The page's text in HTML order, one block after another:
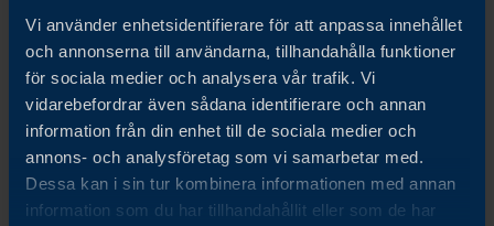
Vi använder enhetsidentifierare för att anpassa innehållet
och annonserna till användarna, tillhandahålla funktioner
för sociala medier och analysera vår trafik. Vi
vidarebefordrar även sådana identifierare och annan
information från din enhet till de sociala medier och
annons- och analysföretag som vi samarbetar med.
Dessa kan i sin tur kombinera informationen med annan
information som du har tillhandahållit eller som de har
och innovativa paviljonger
Business Summit med temat Creating a resilient &
future proof society – actions for the next decade –
ett seminarium där framstående representanter från
regering, näringsliv och akademi från Sverige och
Japan diskuterar hur vi tillsammans kan bygga en